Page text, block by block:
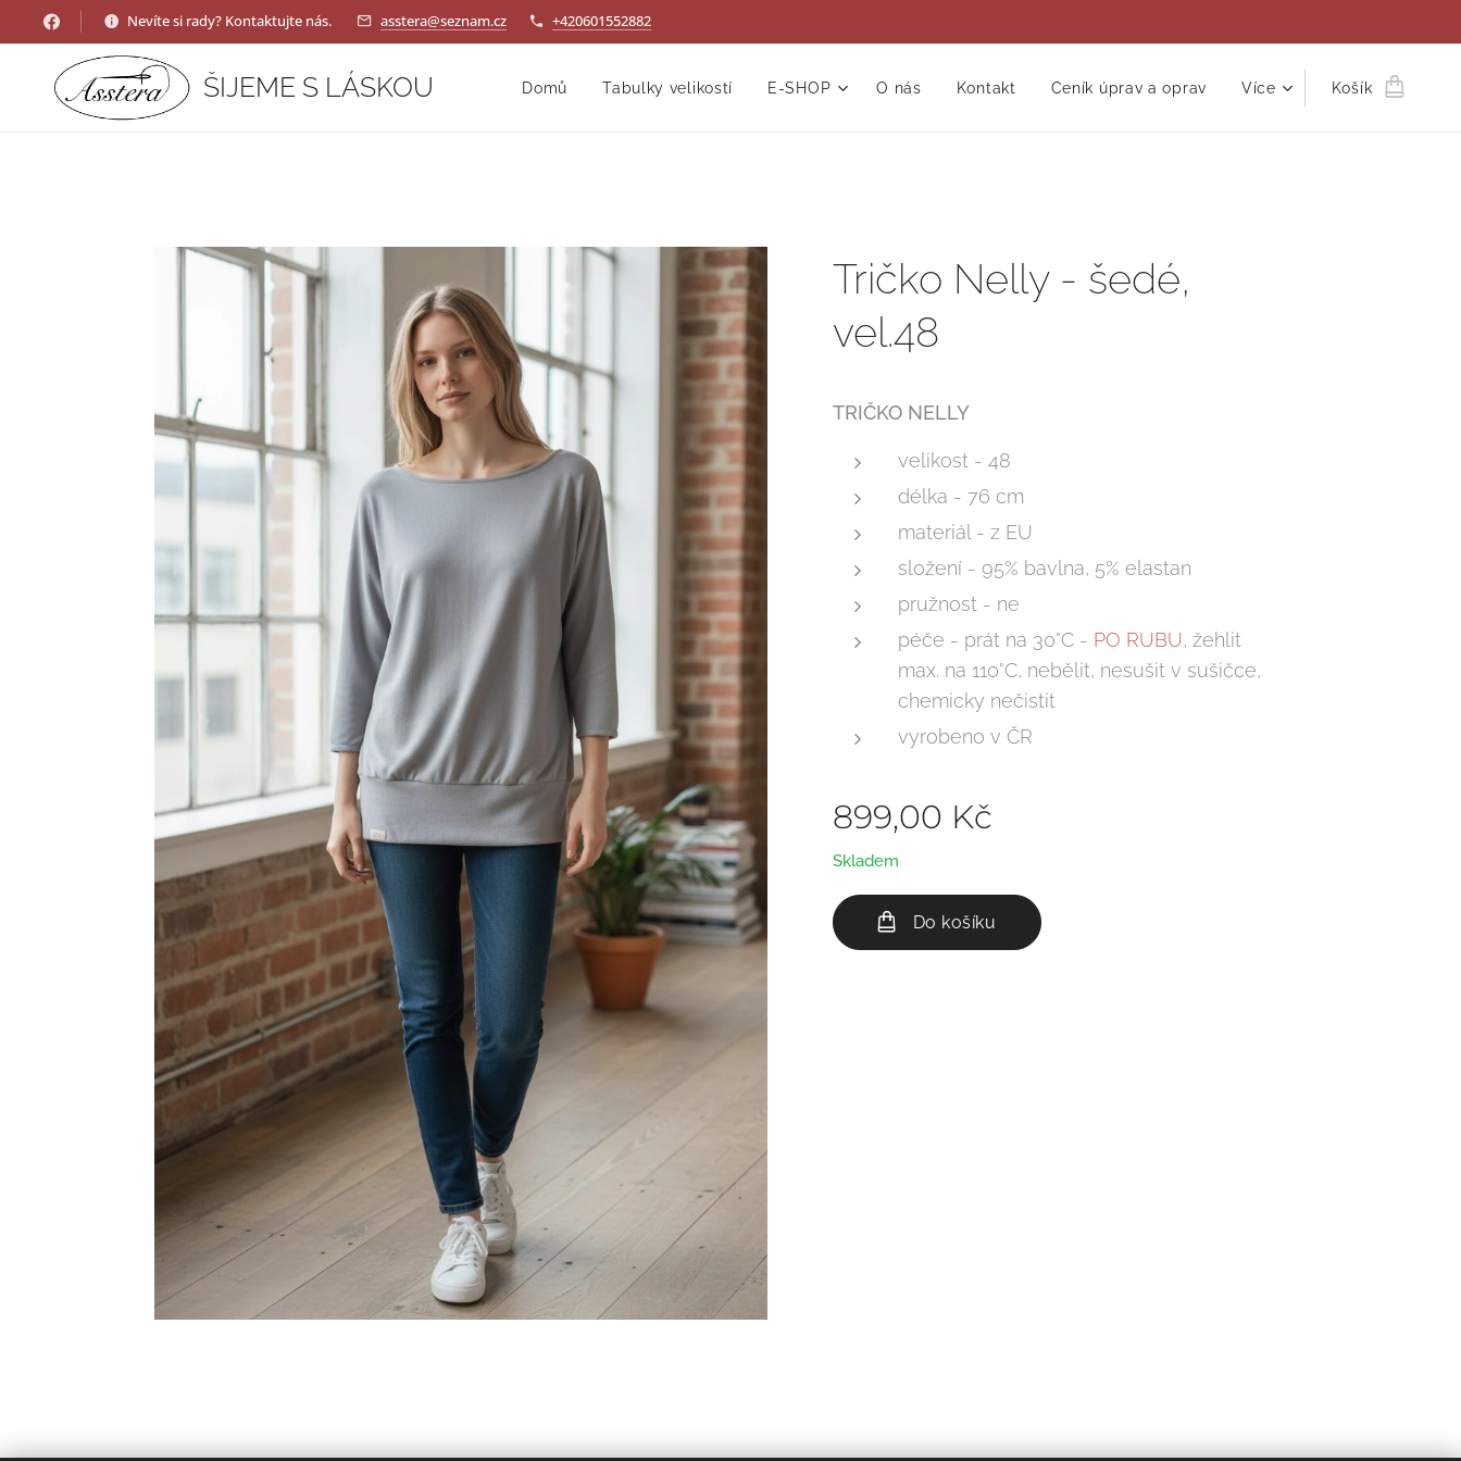
Nevíte si rady? Kontaktujte nás. asstera@seznam.cz +420601552882
ŠIJEME S LÁSKOU Domů Tabulky velikostí E-SHOP O nás Kontakt Ceník úprav a oprav Více Košík
Tričko Nelly - šedé,
vel.48
TRIČKO NELLY
velikost - 48
délka - 76 cm
materiál - z EU
složení - 95% bavlna, 5% elastan
pružnost - ne
péče - prát na 30°C - PO RUBU, žehlit
max. na 110°C, nebělit, nesušit v sušičce,
chemicky nečistit
vyrobeno v ČR
899,00 Kč
Skladem
Do košíku